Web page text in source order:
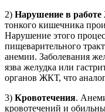
2) Нарушение в
тонкого кишечника
Нарушение этого
пищеварительного
анемии. Заболевания
язва желудка или
органов ЖКТ, что
3) Кровотечения.
кровотечений и